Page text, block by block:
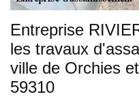
Entreprise
les travaux
ville de Orchies
59310